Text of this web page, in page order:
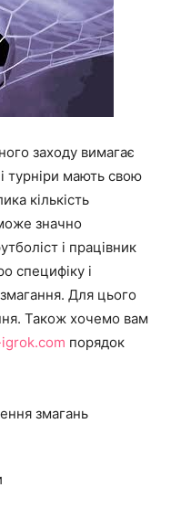
заходу вимагає
турніри мають свою
кількість
значно
і працівник
специфіку і
Для цього
Також хочемо вам
порядок
змагань